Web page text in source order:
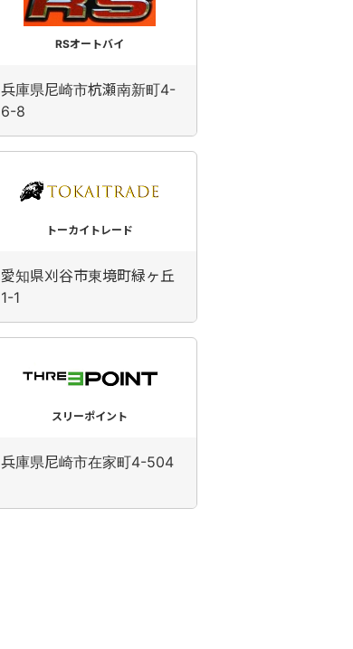
RSオートバイ
兵庫県尼崎市杭瀬南新町4-
6-8
トーカイトレード
愛知県刈谷市東境町緑ヶ丘
1-1
スリーポイント
兵庫県尼崎市在家町4-504